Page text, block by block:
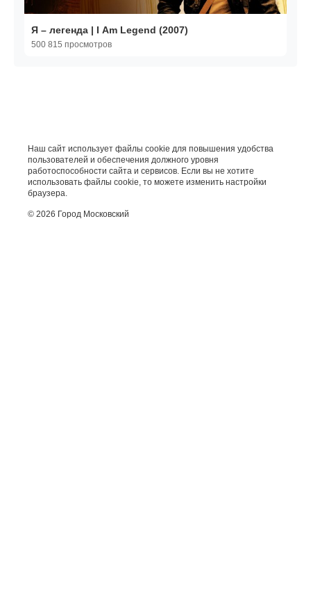
Я – легенда | I Am Legend (2007)
500 815 просмотров
Наш сайт использует файлы cookie для повышения удобства
пользователей и обеспечения должного уровня
работоспособности сайта и сервисов. Если вы не хотите
использовать файлы cookie, то можете изменить настройки
браузера.
© 2026 Город Московский